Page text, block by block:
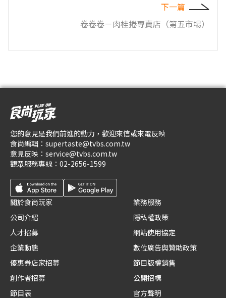
下一篇
卷卷卷－肉桂捲專賣店（第五市場）
您的意見是我們前進的動力，歡迎來信或來電反映
食尚編輯： supertaste@tvbs.com.tw
意見反映： service@tvbs.com.tw
觀眾服務專線： 02-2656-1599
關於食尚玩家
公司介紹
人才招募
企業動態
優惠券店家招募
創作者招募
節目表
業務服務
隱私權政策
網站使用協定
數位廣告與贊助政策
節目版權銷售
公開招標
官方聲明